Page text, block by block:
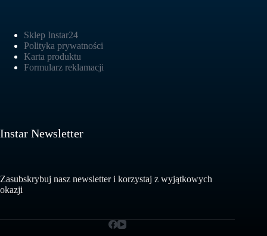
Sklep Instar24
Polityka prywatności
Karta produktu
Formularz reklamacji
Instar Newsletter
Zasubskrybuj nasz newsletter i korzystaj z wyjątkowych
okazji